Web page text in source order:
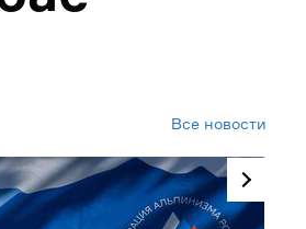
Все новости